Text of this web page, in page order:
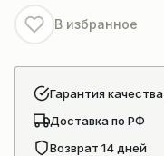
правая
860502883В избранное
Гарантия качества
Доставка по РФ
Возврат 14 дней